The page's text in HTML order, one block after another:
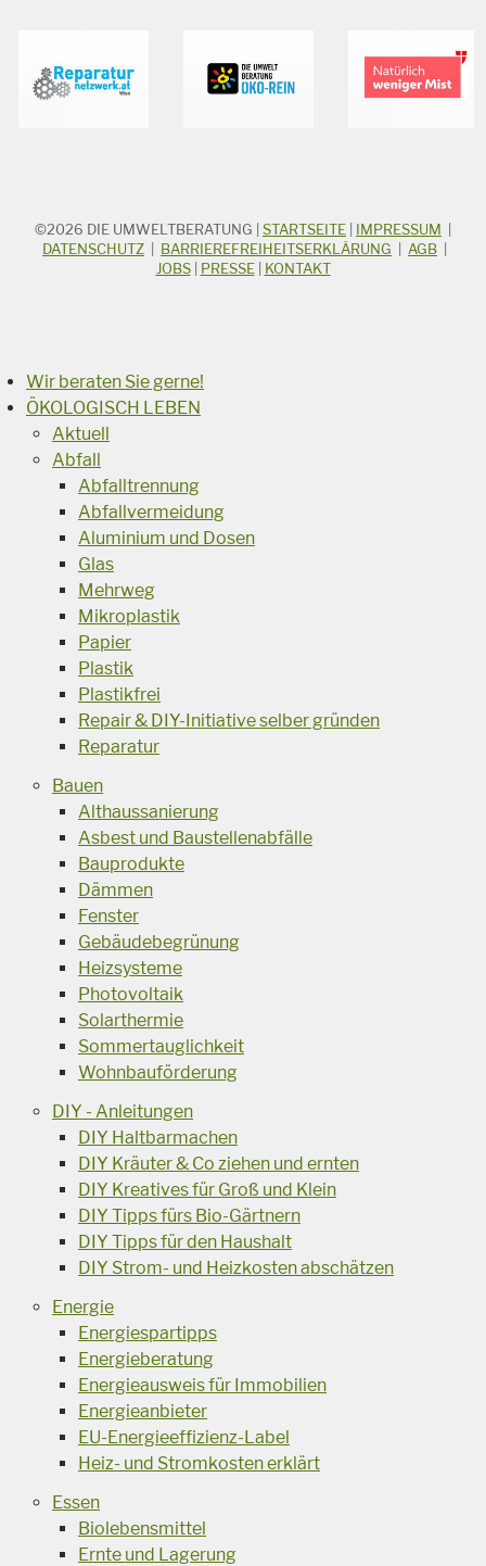
STICHWORTSUCHE
Suchbegriff
©2026 DIE UMWELTBERATUNG STARTSEITE IMPRESSUM
DATENSCHUTZ
BARRIEREFREIHEITSERKLÄRUNG AGB
JOBS| PRESSE| KONTAKT
Wir beraten Sie gerne!
ÖKOLOGISCH LEBEN
Aktuell
Abfall
Abfalltrennung
Abfallvermeidung
Aluminium und Dosen
Glas
Mehrweg
Mikroplastik
Papier
Plastik
Plastikfrei
Repair & DIY-Initiative selber gründen
Reparatur
Bauen
Althaussanierung
Asbest und Baustellenabfälle
Bauprodukte
Dämmen
Fenster
Gebäudebegrünung
Heizsysteme
Photovoltaik
Solarthermie
Sommertauglichkeit
Wohnbauförderung
DIY - Anleitungen
DIY Haltbarmachen
DIY Kräuter & Co ziehen und ernten
DIY Kreatives für Groß und Klein
DIY Tipps fürs Bio-Gärtnern
DIY Tipps für den Haushalt
DIY Strom- und Heizkosten abschätzen
Energie
Energiespartipps
Energieberatung
Energieausweis für Immobilien
Energieanbieter
EU-Energieeffizienz-Label
Heiz- und Stromkosten erklärt
Essen
Biolebensmittel
Ernte und Lagerung